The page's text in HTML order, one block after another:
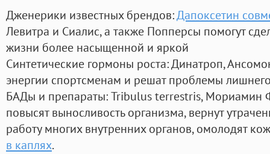
Дженерики известных брендов:Дапоксетин
Левитра и Сиалис, а также Попперсы помогут
жизни более насыщенной и яркой
Синтетические гормоны роста: Динатроп,
энергии спортсменам и решат проблемы
БАДы и препараты:Tribulus terrestris, Мориамин
повысят выносливость организма, вернут
работу многих внутренних органов, омолодят
в каплях.